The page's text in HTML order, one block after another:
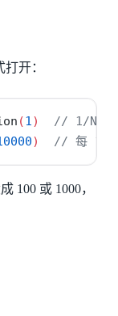
开：
(1)
// 1/N 的
) // 每 10
100 或 1000，